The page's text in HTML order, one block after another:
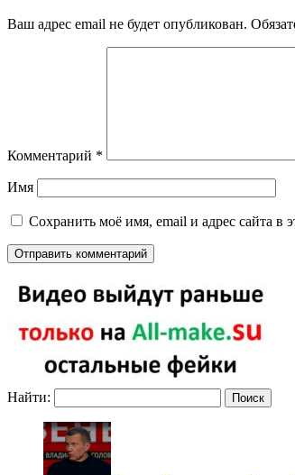
Ваш адрес email не будет опубликован.
Комментарий *
Имя
Сохранить моё имя, email и адрес сайта в
Найти: